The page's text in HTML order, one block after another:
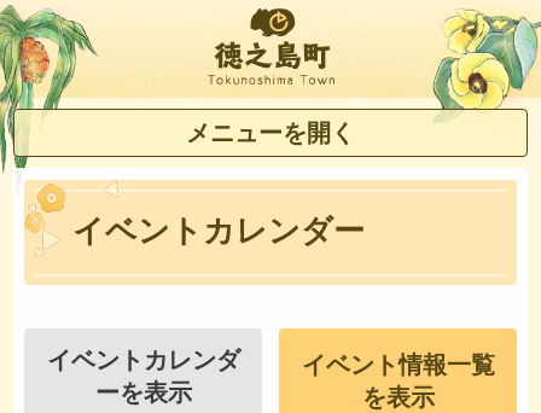
徳之島町
メニューを開く
イベントカレンダー
イベントカレンダ
ーを表示
イベント情報一覧
を表示